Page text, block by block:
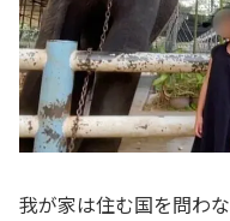
我が家は住む国を問わ